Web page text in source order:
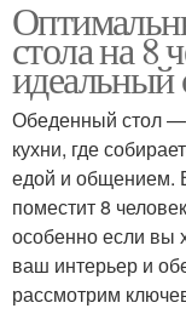
стола на 8
идеальный
Обеденный стол —
кухни, где
едой и общением.
поместит 8
особенно если вы
ваш интерьер и
рассмотрим